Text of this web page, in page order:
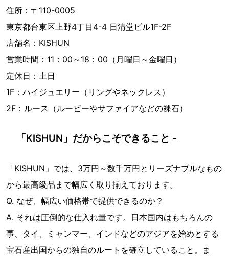
住所：〒110-0005
東京都台東区上野4丁目4-4 日清堂ビル1F-2F
店舗名：KISHUN
営業時間：11：00～18：00（月曜日～金曜日）
定休日：土日
1F：ハイジュエリー（リングやネックレス）
2F：ルース（ルービーやサファイアなどの裸石）
「KISHUN」だからこそできること -
「KISHUN」では、3万円～数千万円とリーズナブルなもの
から最高級品まで幅広く取り揃えております。
Q. なぜ、幅広い価格帯で提供できるのか？
A. それは圧倒的な仕入れ量です。日本国内はもちろんの
事、タイ、ミャンマー、インドなどのアジアを始めとする
宝石産出国からの独自のルートを確立していること。ま